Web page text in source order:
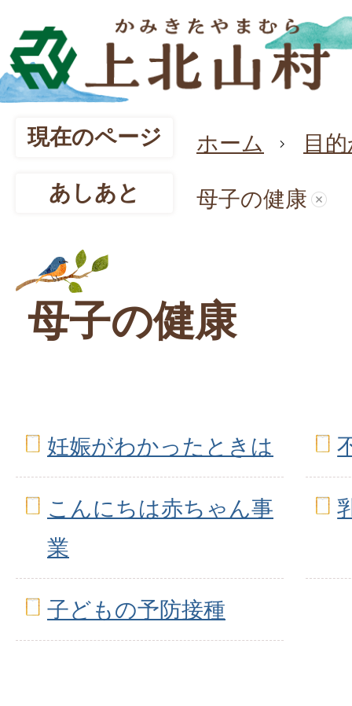
現在のページ ホーム 目
あしあと 母子の健康
母子の健康
妊娠がわかったときは
こんにちは赤ちゃん事
業
子どもの予防接種